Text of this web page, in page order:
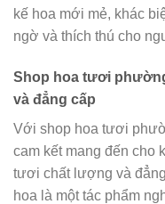
kế hoa mới mẻ, khác
ngờ và thích thú cho
Shop hoa tươi
và đẳng cấp
Với shop hoa tươi
cam kết mang đến cho
tươi chất lượng và
hoa là một tác phẩm